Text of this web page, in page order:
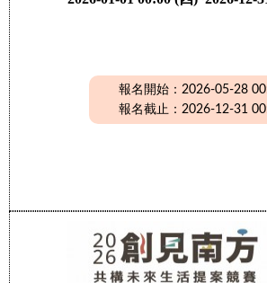
報名開始：2026-05-28
報名截止：2026-12-31